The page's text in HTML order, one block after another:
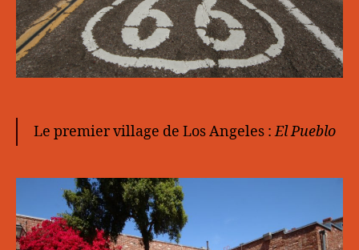
Le premier village de Los Angeles :El Pueblo